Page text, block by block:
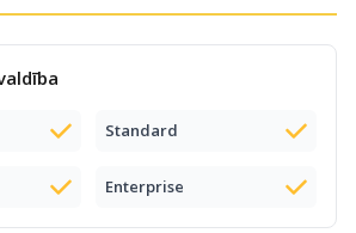
Standard
Enterprise